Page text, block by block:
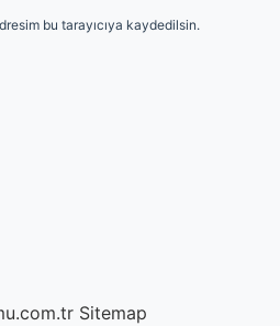
bu tarayıcıya kaydedilsin.
Sitemap